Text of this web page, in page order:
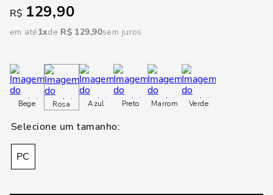
R$ 129,90
em até1 R$ 129,90sem juros
Bege Rosa Azul Preto Marrom Verde
PC